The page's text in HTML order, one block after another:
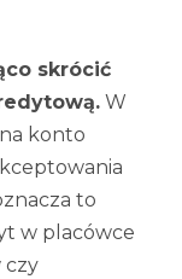
skrócić
W
konto
to
w placówce
czy